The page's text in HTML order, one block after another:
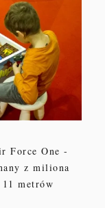
Force One -
z miliona
metrów